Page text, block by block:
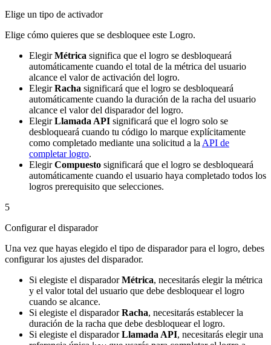
Elige un tipo de activador
Elige cómo quieres que se desbloquee este Logro.
ElegirMétrica significa que el logro se desbloqueará
automáticamente cuando el total de la métrica del usuario
alcance el valor de activación del logro.
ElegirRacha significará que el logro se desbloqueará
automáticamente cuando la duración de la racha del usuario
alcance el valor del disparador del logro.
ElegirLlamada API significará que el logro solo se
desbloqueará cuando tu código lo marque explícitamente
como completado mediante una solicitud a laAPI de
completar logro.
ElegirCompuesto significará que el logro se desbloqueará
automáticamente cuando el usuario haya completado todos los
logros prerequisito que selecciones.
5
Configurar el disparador
Una vez que hayas elegido el tipo de disparador para el logro, debes
configurar los ajustes del disparador.
Si elegiste el disparadorMétrica, necesitarás elegir la métrica
y el valor total del usuario que debe desbloquear el logro
cuando se alcance.
Si elegiste el disparadorRacha, necesitarás establecer la
duración de la racha que debe desbloquear el logro.
Si elegiste el disparadorLlamada API, necesitarás elegir una